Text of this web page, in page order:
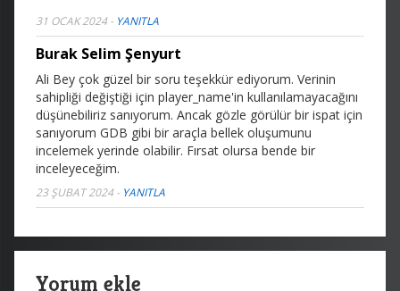
31 OCAK 2024 - YANITLA
Burak Selim Şenyurt
Ali Bey çok güzel bir soru teşekkür ediyorum. Verinin
sahipliği değiştiği için player_name'in kullanılamayacağını
düşünebiliriz sanıyorum. Ancak gözle görülür bir ispat için
sanıyorum GDB gibi bir araçla bellek oluşumunu
incelemek yerinde olabilir. Fırsat olursa bende bir
inceleyeceğim.
23 ŞUBAT 2024 - YANITLA
Yorum ekle